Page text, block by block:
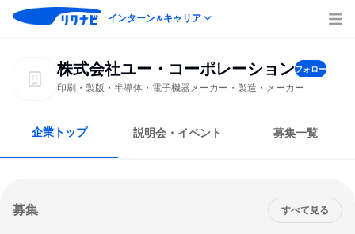
インターン＆キャリア
株式会社ユー・コーポレーションフォロー
印刷・製版・半導体・電子機器メーカー・製造・メーカー
企業トップ 説明会・イベント 募集一覧
募集 すべて見る